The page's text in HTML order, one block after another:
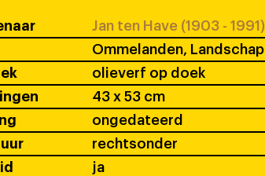
Jan ten Have (1903 - 1991)
Ommelanden, Landschap
olieverf op doek
43 x 53 cm
ongedateerd
rechtsonder
ja